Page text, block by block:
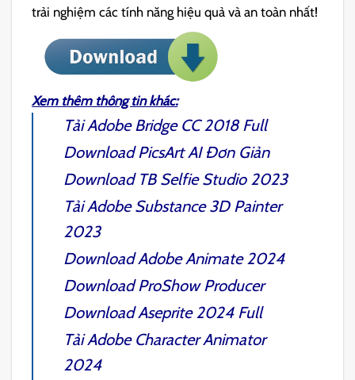
trải nghiệm các tính năng hiệu quả và an toàn nhất!
Xem thêm thông tin khác:
TảiAdobe Bridge CC 2018Full
DownloadPicsArt AIĐơn Giản
Download TB Selfie Studio 2023
TảiAdobe Substance 3D Painter
2023
DownloadAdobe Animate2024
DownloadProShow Producer
DownloadAseprite 2024Full
TảiAdobe Character Animator
2024